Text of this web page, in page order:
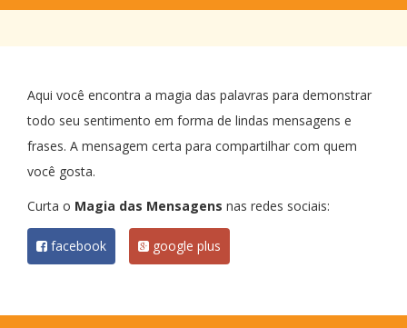
Aqui você encontra a magia das palavras para demonstrar
todo seu sentimento em forma de lindas mensagens e
frases. A mensagem certa para compartilhar com quem
você gosta.
Curta o Magia das Mensagens nas redes sociais:
facebook google plus